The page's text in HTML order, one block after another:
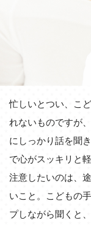
忙しいとつい、こ
れないものですが
にしっかり話を聞
で心がスッキリと
注意したいのは、
いこと。こどもの
プしながら聞くと